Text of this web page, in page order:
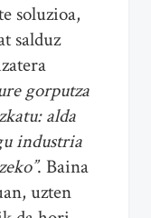
soluzioa,
salduz
gorputza
alda
industria
. Baina
uzten